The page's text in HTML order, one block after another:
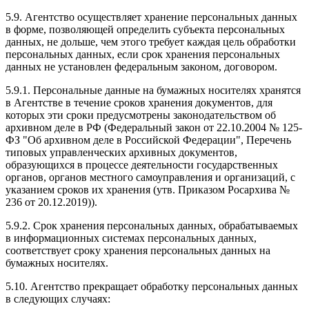
5.9. Агентство осуществляет хранение персональных данных
в форме, позволяющей определить субъекта персональных
данных, не дольше, чем этого требует каждая цель обработки
персональных данных, если срок хранения персональных
данных не установлен федеральным законом, договором.
5.9.1. Персональные данные на бумажных носителях хранятся
в Агентстве в течение сроков хранения документов, для
которых эти сроки предусмотрены законодательством об
архивном деле в РФ (Федеральный закон от 22.10.2004 № 125-
ФЗ "Об архивном деле в Российской Федерации", Перечень
типовых управленческих архивных документов,
образующихся в процессе деятельности государственных
органов, органов местного самоуправления и организаций, с
указанием сроков их хранения (утв. Приказом Росархива №
236 от 20.12.2019)).
5.9.2. Срок хранения персональных данных, обрабатываемых
в информационных системах персональных данных,
соответствует сроку хранения персональных данных на
бумажных носителях.
5.10. Агентство прекращает обработку персональных данных
в следующих случаях: